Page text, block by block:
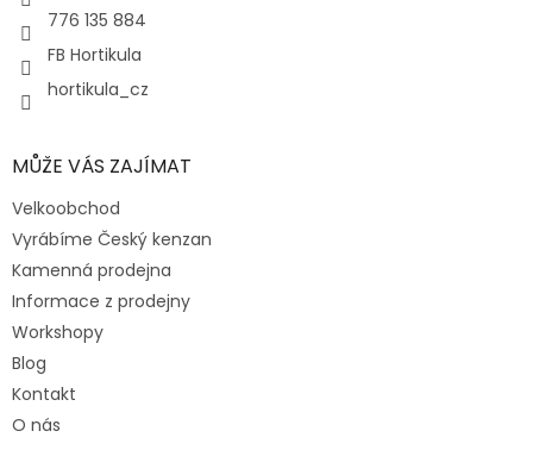
776 135 884
FB Hortikula
hortikula_cz
MŮŽE VÁS ZAJÍMAT
Velkoobchod
Vyrábíme Český kenzan
Kamenná prodejna
Informace z prodejny
Workshopy
Blog
Kontakt
O nás